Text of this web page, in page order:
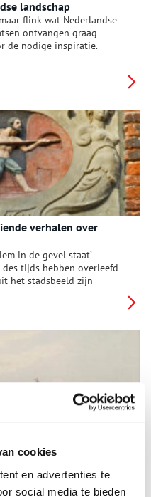
cookies
en advertenties te
social media te bieden
landschap
flink wat Nederlandse
ontvangen graag
de nodige inspiratie.
verhalen over
in de gevel staat’
tijds hebben overleefd
het stadsbeeld zijn
heeft dr. Hans van
het ontstaan van de
vanaf 21 november